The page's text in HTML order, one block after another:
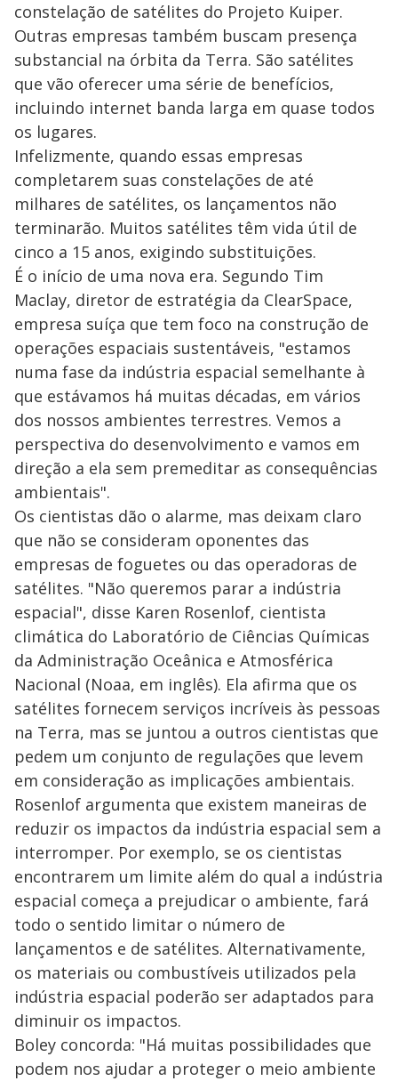
constelação de satélites do Projeto Kuiper.
Outras empresas também buscam presença
substancial na órbita da Terra. São satélites
que vão oferecer uma série de benefícios,
incluindo internet banda larga em quase todos
os lugares.
Infelizmente, quando essas empresas
completarem suas constelações de até
milhares de satélites, os lançamentos não
terminarão. Muitos satélites têm vida útil de
cinco a 15 anos, exigindo substituições.
É o início de uma nova era. Segundo Tim
Maclay, diretor de estratégia da ClearSpace,
empresa suíça que tem foco na construção de
operações espaciais sustentáveis, "estamos
numa fase da indústria espacial semelhante à
que estávamos há muitas décadas, em vários
dos nossos ambientes terrestres. Vemos a
perspectiva do desenvolvimento e vamos em
direção a ela sem premeditar as consequências
ambientais".
Os cientistas dão o alarme, mas deixam claro
que não se consideram oponentes das
empresas de foguetes ou das operadoras de
satélites. "Não queremos parar a indústria
espacial", disse Karen Rosenlof, cientista
climática do Laboratório de Ciências Químicas
da Administração Oceânica e Atmosférica
Nacional (Noaa, em inglês). Ela afirma que os
satélites fornecem serviços incríveis às pessoas
na Terra, mas se juntou a outros cientistas que
pedem um conjunto de regulações que levem
em consideração as implicações ambientais.
Rosenlof argumenta que existem maneiras de
reduzir os impactos da indústria espacial sem a
interromper. Por exemplo, se os cientistas
encontrarem um limite além do qual a indústria
espacial começa a prejudicar o ambiente, fará
todo o sentido limitar o número de
lançamentos e de satélites. Alternativamente,
os materiais ou combustíveis utilizados pela
indústria espacial poderão ser adaptados para
diminuir os impactos.
Boley concorda: "Há muitas possibilidades que
podem nos ajudar a proteger o meio ambiente